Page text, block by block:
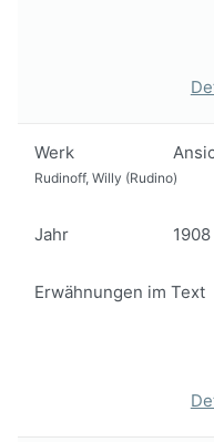
Werk
Rudinoff, Willy (Rudino)
Jahr 1908
Erwähnungen im Text